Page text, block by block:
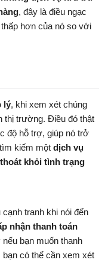
, đây là điều ngạc
hơn của nó so với
lý, khi xem xét chúng
thị trường. Điều đó thật
độ hỗ trợ, giúp nó trở
kiếm một dịch vụ
khỏi tình trạng
tranh khi nói đến
nhận thanh toán
nếu bạn muốn thanh
có thể cần xem xét